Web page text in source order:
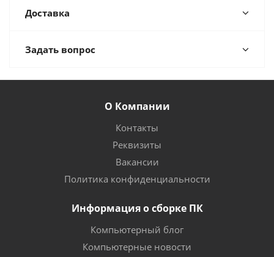
Доставка
Задать вопрос
О Компании
Контакты
Реквизиты
Вакансии
Политика конфиденциальности
Информация о сборке ПК
Компьютерный блог
Компьютерные новости